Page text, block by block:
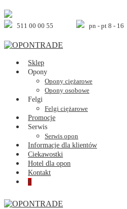
Skip
to
content511 00 00 55 pn - pt 8 - 16
Sklep
Opony
Opony ciężarowe
Opony osobowe
Felgi
Felgi ciężarowe
Promocje
Serwis
Serwis opon
Informacje dla klientów
Ciekawostki
Hotel dla opon
Kontakt
Shopping
0Items